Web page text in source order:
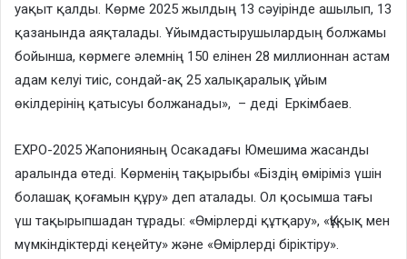
уақыт қалды. Көрме 2025 жылдың 13 сәуірінде ашылып, 13
қазанында аяқталады. Ұйымдастырушылардың болжамы
бойынша, көрмеге әлемнің 150 елінен 28 миллионнан астам
адам келуі тиіс, сондай-ақ 25 халықаралық ұйым
өкілдерінің қатысуы болжанады», – деді Еркімбаев.
EXPO-2025 Жапонияның Осакадағы Юмешима жасанды
аралында өтеді. Көрменің тақырыбы «Біздің өміріміз үшін
болашақ қоғамын құру» деп аталады. Ол қосымша тағы
үш тақырыпшадан тұрады: «Өмірлерді құтқару», «Құқық мен
мүмкіндіктерді кеңейту» және «Өмірлерді біріктіру».